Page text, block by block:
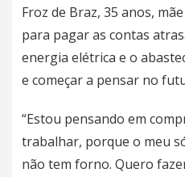
Froz de Braz, 35 anos,
para pagar as contas
energia elétrica e o
e começar a pensar no
“Estou pensando em
trabalhar, porque o meu
não tem forno. Quero